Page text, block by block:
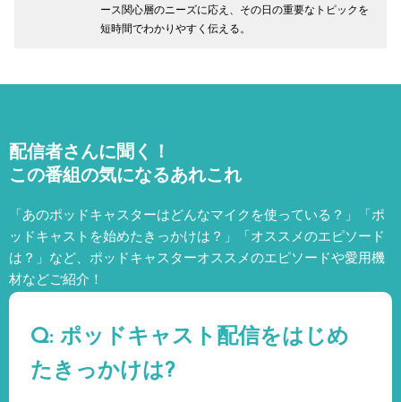
ース関心層のニーズに応え、その日の重要なトピックを
短時間でわかりやすく伝える。
配信者さんに聞く！
この番組の気になるあれこれ
「あのポッドキャスターはどんなマイクを使っている？」「ポ
ッドキャストを始めたきっかけは？」「オススメのエピソード
は？」など、 ポッドキャスターオススメのエピソードや愛用機
材などご紹介！
Q: ポッドキャスト配信をはじめ
たきっかけは?